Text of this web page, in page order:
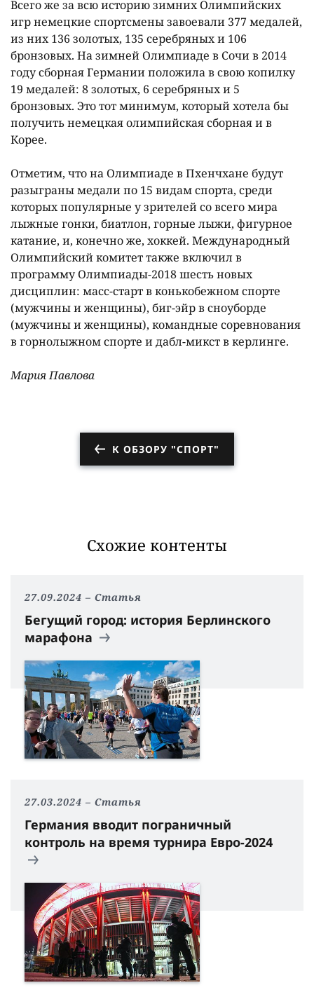
Всего же за всю историю зимних Олимпийских
игр немецкие спортсмены завоевали 377 медалей,
из них 136 золотых, 135 серебряных и 106
бронзовых. На зимней Олимпиаде в Сочи в 2014
году сборная Германии положила в свою копилку
19 медалей: 8 золотых, 6 серебряных и 5
бронзовых. Это тот минимум, который хотела бы
получить немецкая олимпийская сборная и в
Корее.
Отметим, что на Олимпиаде в Пхенчхане будут
разыграны медали по 15 видам спорта, среди
которых популярные у зрителей со всего мира
лыжные гонки, биатлон, горные лыжи, фигурное
катание, и, конечно же, хоккей. Международный
Олимпийский комитет также включил в
программу Олимпиады-2018 шесть новых
дисциплин: масс-старт в конькобежном спорте
(мужчины и женщины), биг-эйр в сноуборде
(мужчины и женщины), командные соревнования
в горнолыжном спорте и дабл-микст в керлинге.
Мария Павлова
К ОБЗОРУ "СПОРТ"
Схожие контенты
27.09.2024 Статья
Бегущий город: история Берлинского
марафона
27.03.2024 Статья
Германия вводит пограничный
контроль на время турнира Евро-2024